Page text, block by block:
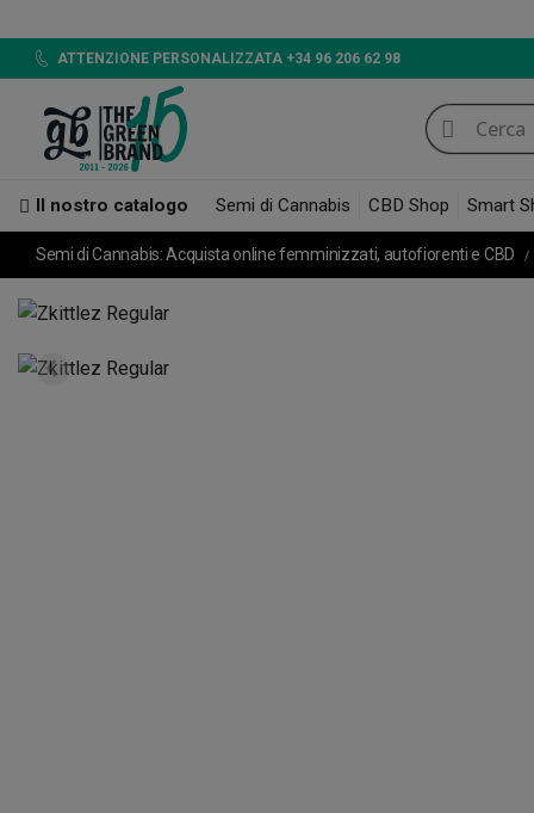
ATTENZIONE PERSONALIZZATA +34 96 206 62 98
Il nostro catalogo Semi di Cannabis CBD Shop Smart
Semi di Cannabis: Acquista online femminizzati, autofiorenti e CBD